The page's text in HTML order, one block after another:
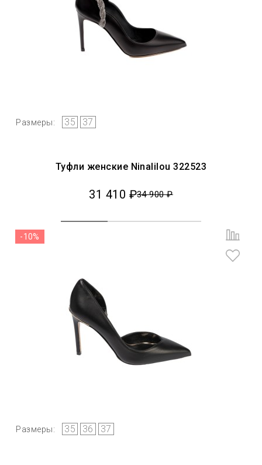
Размеры: 35 37
Туфли женские Ninalilou 322523
31 410 ₽34 900 ₽
Размеры: 35 36 37
-10%